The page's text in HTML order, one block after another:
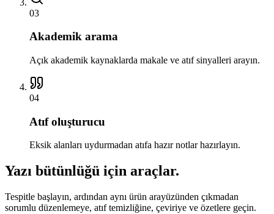
03
Akademik arama
Açık akademik kaynaklarda makale ve atıf sinyalleri arayın.
04
Atıf oluşturucu
Eksik alanları uydurmadan atıfa hazır notlar hazırlayın.
Yazı bütünlüğü için araçlar.
Tespitle başlayın, ardından aynı ürün arayüzünden çıkmadan
sorumlu düzenlemeye, atıf temizliğine, çeviriye ve özetlere geçin.